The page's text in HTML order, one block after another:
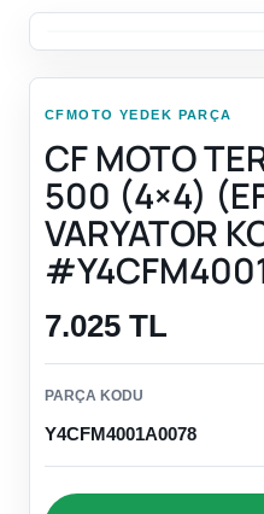
CFMOTO YEDEK PARÇA
CF MOTO
500 (4×4)
VARYATOR
7.025 TL
PARÇA KODU
Y4CFM4001A0078